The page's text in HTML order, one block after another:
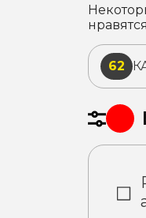
нравятся
62